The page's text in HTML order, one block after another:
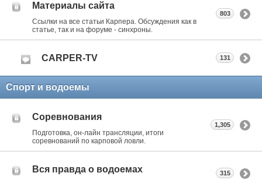
Материалы сайта
Ссылки на все статьи Карпера. Обсуждения как в
статье, так и на форуме - синхроны.
803
CARPER-TV 131
Спорт и водоемы
Соревнования
Подготовка, он-лайн трансляции, итоги
соревнований по карповой ловли.
1,305
Вся правда о водоемах 315